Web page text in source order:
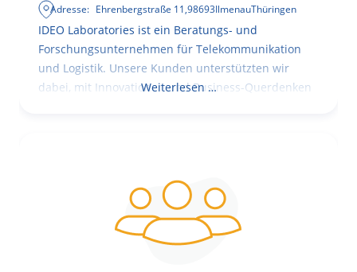
Adresse: Ehrenbergstraße 11,98693IlmenauThüringen
IDEO Laboratories ist ein Beratungs- und
Forschungsunternehmen für Telekommunikation
und Logistik. Unsere Kunden unterstützten wir
dabei, mit Innovationen und Business-Querdenken
Weiterlesen …